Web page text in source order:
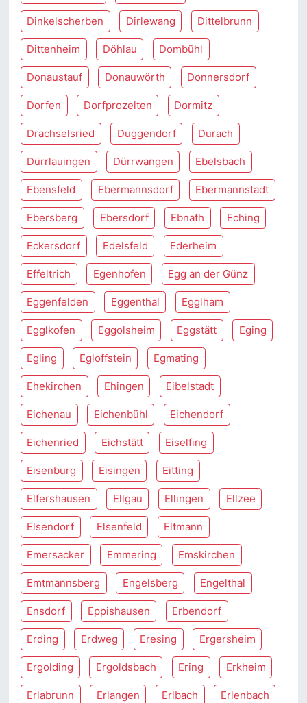
Dinkelscherben Dirlewang Dittelbrunn
Dittenheim Döhlau Dombühl
Donaustauf Donauwörth Donnersdorf
Dorfen Dorfprozelten Dormitz
Drachselsried Duggendorf Durach
Dürrlauingen Dürrwangen Ebelsbach
Ebensfeld Ebermannsdorf Ebermannstadt
Ebersberg Ebersdorf Ebnath Eching
Eckersdorf Edelsfeld Ederheim
Effeltrich Egenhofen Egg an der Günz
Eggenfelden Eggenthal Egglham
Egglkofen Eggolsheim Eggstätt Eging
Egling Egloffstein Egmating
Ehekirchen Ehingen Eibelstadt
Eichenau Eichenbühl Eichendorf
Eichenried Eichstätt Eiselfing
Eisenburg Eisingen Eitting
Elfershausen Ellgau Ellingen Ellzee
Elsendorf Elsenfeld Eltmann
Emersacker Emmering Emskirchen
Emtmannsberg Engelsberg Engelthal
Ensdorf Eppishausen Erbendorf
Erding Erdweg Eresing Ergersheim
Ergolding Ergoldsbach Ering Erkheim
Erlabrunn Erlangen Erlbach Erlenbach